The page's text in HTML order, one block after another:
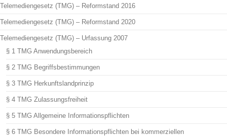
Telemediengesetz (TMG) – Reformstand 2016
Telemediengesetz (TMG) – Reformstand 2020
Telemediengesetz (TMG) – Urfassung 2007
§ 1 TMG Anwendungsbereich
§ 2 TMG Begriffsbestimmungen
§ 3 TMG Herkunftslandprinzip
§ 4 TMG Zulassungsfreiheit
§ 5 TMG Allgemeine Informationspflichten
§ 6 TMG Besondere Informationspflichten bei kommerziellen